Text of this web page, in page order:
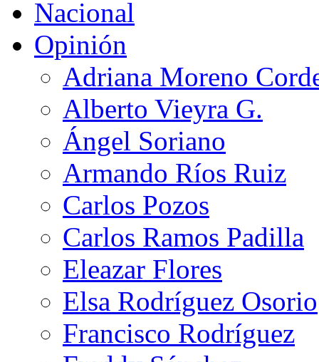
Nacional
Opinión
Adriana Moreno
Alberto Vieyra G.
Ángel Soriano
Armando Ríos Ruiz
Carlos Pozos
Carlos Ramos Padilla
Eleazar Flores
Elsa Rodríguez Osorio
Francisco Rodríguez